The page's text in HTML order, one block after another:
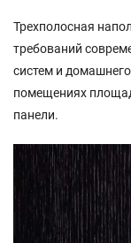
Трехполосная
требований
систем и
помещениях
панели.